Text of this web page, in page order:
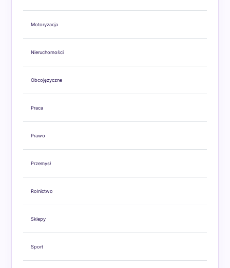
Motoryzacja
Nieruchomości
Obcojęzyczne
Praca
Prawo
Przemysł
Rolnictwo
Sklepy
Sport